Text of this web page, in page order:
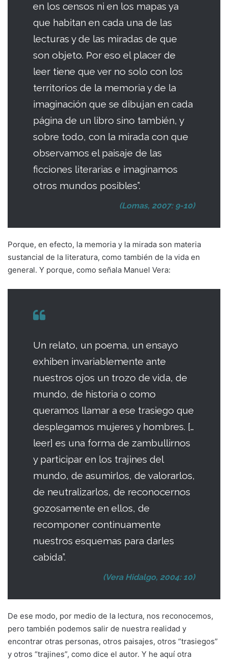
en los censos ni en los mapas ya
que habitan en cada una de las
lecturas y de las miradas de que
son objeto. Por eso el placer de
leer tiene que ver no solo con los
territorios de la memoria y de la
imaginación que se dibujan en cada
página de un libro sino también, y
sobre todo, con la mirada con que
observamos el paisaje de las
ficciones literarias e imaginamos
otros mundos posibles”.
(Lomas, 2007: 9-10)
Porque, en efecto, la memoria y la mirada son materia
sustancial de la literatura, como también de la vida en
general. Y porque, como señala Manuel Vera:
Un relato, un poema, un ensayo
exhiben invariablemente ante
nuestros ojos un trozo de vida, de
mundo, de historia o como
queramos llamar a ese trasiego que
desplegamos mujeres y hombres. […
leer] es una forma de zambullirnos
y participar en los trajines del
mundo, de asumirlos, de valorarlos,
de neutralizarlos, de reconocernos
gozosamente en ellos, de
recomponer continuamente
nuestros esquemas para darles
cabida”.
(Vera Hidalgo, 2004: 10)
De ese modo, por medio de la lectura, nos reconocemos,
pero también podemos salir de nuestra realidad y
encontrar otras personas, otros paisajes, otros “trasiegos”
y otros “trajines”, como dice el autor. Y he aquí otra